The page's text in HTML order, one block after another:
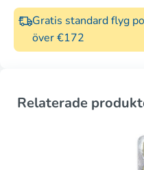
Gratis standard flyg
över €172
Relaterade